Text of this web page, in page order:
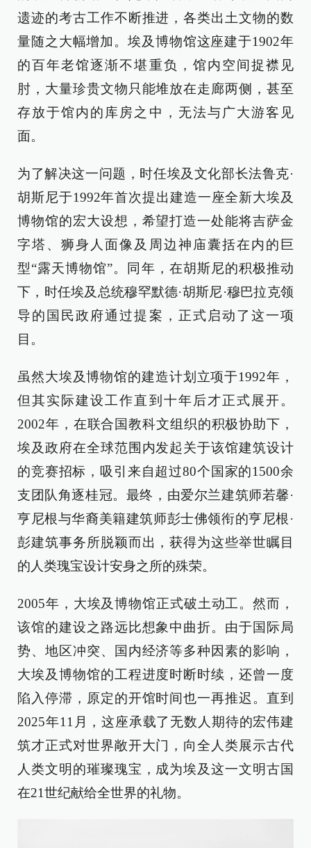
遗迹的考古工作不断推进，各类出土文物的数
量随之大幅增加。埃及博物馆这座建于1902年
的百年老馆逐渐不堪重负，馆内空间捉襟见
肘，大量珍贵文物只能堆放在走廊两侧，甚至
存放于馆内的库房之中，无法与广大游客见
面。
为了解决这一问题，时任埃及文化部长法鲁克·
胡斯尼于1992年首次提出建造一座全新大埃及
博物馆的宏大设想，希望打造一处能将吉萨金
字塔、狮身人面像及周边神庙囊括在内的巨
型“露天博物馆”。同年，在胡斯尼的积极推动
下，时任埃及总统穆罕默德·胡斯尼·穆巴拉克领
导的国民政府通过提案，正式启动了这一项
目。
虽然大埃及博物馆的建造计划立项于1992年，
但其实际建设工作直到十年后才正式展开。
2002年，在联合国教科文组织的积极协助下，
埃及政府在全球范围内发起关于该馆建筑设计
的竞赛招标，吸引来自超过80个国家的1500余
支团队角逐桂冠。最终，由爱尔兰建筑师若馨·
亨尼根与华裔美籍建筑师彭士佛领衔的亨尼根·
彭建筑事务所脱颖而出，获得为这些举世瞩目
的人类瑰宝设计安身之所的殊荣。
2005年，大埃及博物馆正式破土动工。然而，
该馆的建设之路远比想象中曲折。由于国际局
势、地区冲突、国内经济等多种因素的影响，
大埃及博物馆的工程进度时断时续，还曾一度
陷入停滞，原定的开馆时间也一再推迟。直到
2025年11月，这座承载了无数人期待的宏伟建
筑才正式对世界敞开大门，向全人类展示古代
人类文明的璀璨瑰宝，成为埃及这一文明古国
在21世纪献给全世界的礼物。